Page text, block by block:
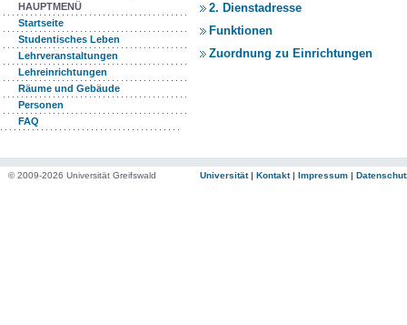
HAUPTMENÜ
Startseite
Studentisches Leben
Lehrveranstaltungen
Lehreinrichtungen
Räume und Gebäude
Personen
FAQ
2. Dienstadresse
Funktionen
Zuordnung zu Einrichtungen
© 2009-2026 Universität Greifswald Universität| Kontakt| Impressum |